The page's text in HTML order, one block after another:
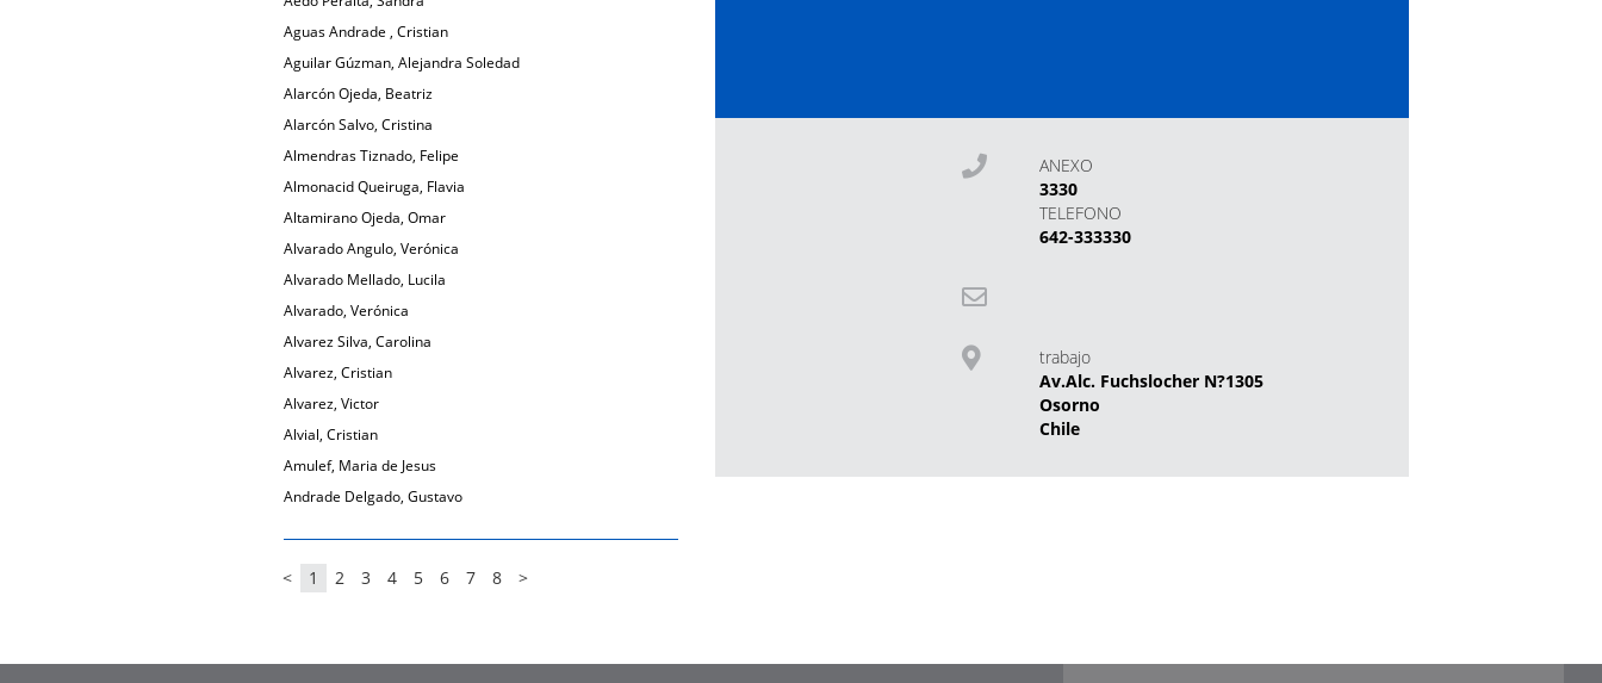
Aguas Andrade , Cristian
Aguilar Gúzman, Alejandra Soledad
Alarcón Ojeda, Beatriz
Alarcón Salvo, Cristina
Almendras Tiznado, Felipe
Almonacid Queiruga, Flavia
Altamirano Ojeda, Omar
Alvarado Angulo, Verónica
Alvarado Mellado, Lucila
Alvarado, Verónica
Alvarez Silva, Carolina
Alvarez, Cristian
Alvarez, Victor
Alvial, Cristian
Amulef, Maria de Jesus
Andrade Delgado, Gustavo
< 1 2 3 4 5 6 7 8 >
ANEXO
3330
TELEFONO
642-333330
trabajo
Av.Alc. Fuchslocher N?1305
Osorno
Chile